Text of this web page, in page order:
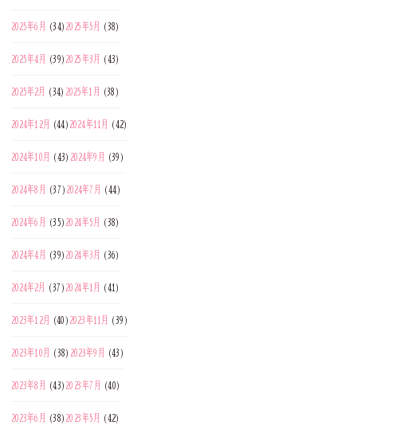
2025年6月 (34) 2025年5月 (38)
2025年4月 (39) 2025年3月 (43)
2025年2月 (34) 2025年1月 (38)
2024年12月 (44) 2024年11月 (42)
2024年10月 (43) 2024年9月 (39)
2024年8月 (37) 2024年7月 (44)
2024年6月 (35) 2024年5月 (38)
2024年4月 (39) 2024年3月 (36)
2024年2月 (37) 2024年1月 (41)
2023年12月 (40) 2023年11月 (39)
2023年10月 (38) 2023年9月 (43)
2023年8月 (43) 2023年7月 (40)
2023年6月 (38) 2023年5月 (42)